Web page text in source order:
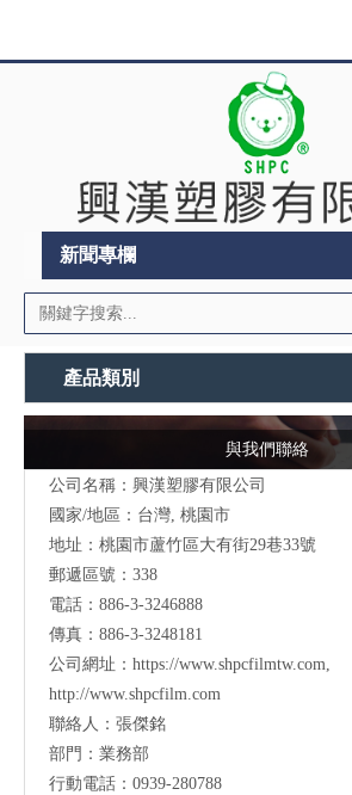
新聞專欄
產品類別
與我們聯絡
公司名稱：興漢塑膠有限公司
國家/地區：台灣, 桃園市
地址：桃園市蘆竹區大有街29巷33號
郵遞區號：338
電話：886-3-3246888
傳真：886-3-3248181
公司網址： https://www.shpcfilmtw.com,
http://www.shpcfilm.com
聯絡人：張傑銘
部門：業務部
行動電話：0939-280788